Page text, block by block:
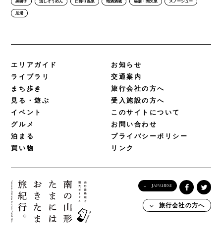
黒獅子 流しそうめん 日帰り温泉 地酒酒蔵 秘湯・間欠泉 スノーシュー
足湯
エリアガイド
ライブラリ
まち歩き
見る・遊ぶ
イベント
グルメ
泊まる
買い物
お知らせ
交通案内
旅行会社の方へ
受入施設の方へ
このサイトについて
お問い合わせ
プライバシーポリシー
リンク
JAPANESE
English
旅行会社の方へ